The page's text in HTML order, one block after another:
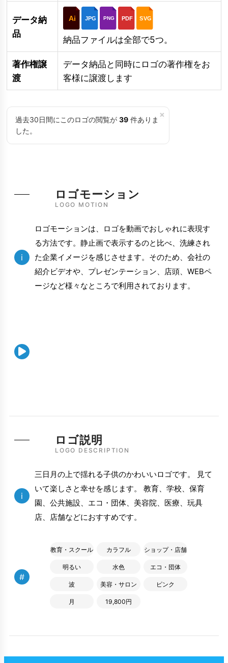
データ納
品
Ai JPG PNG PDF SVG
納品ファイルは全部で5つ。
著作権譲
渡
データ納品と同時にロゴの著作権をお
客様に譲渡します
×
過去30日間にこのロゴの閲覧が 39 件ありま
した。
LOGO MOTION
ロゴモーション
i
ロゴモーションは、ロゴを動画でおしゃれに表現す
る方法です。静止画で表示するのと比べ、洗練され
た企業イメージを感じさせます。そのため、会社の
紹介ビデオや、プレゼンテーション、店頭、WEBペ
ージなど様々なところで利用されております。

LOGO DESCRIPTION
ロゴ説明
i
三日月の上で揺れる子供のかわいいロゴです。 見て
いて楽しさと幸せを感じます。 教育、学校、保育
園、公共施設、エコ・団体、美容院、医療、玩具
店、店舗などにおすすめです。
#
教育・スクール カラフル ショップ・店舗
明るい 水色 エコ・団体
波 美容・サロン ピンク
月 19,800円